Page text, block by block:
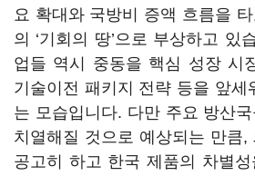
요 확대와 국방비 증액 흐름을 타
의 ‘기회의 땅’으로 부상하고 있
업들 역시 중동을 핵심 성장 시
기술이전 패키지 전략 등을 앞세
는 모습입니다. 다만 주요 방산
치열해질 것으로 예상되는 만큼,
공고히 하고 한국 제품의 차별